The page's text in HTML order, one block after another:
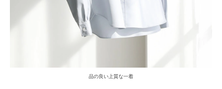
品の良い上質な一着